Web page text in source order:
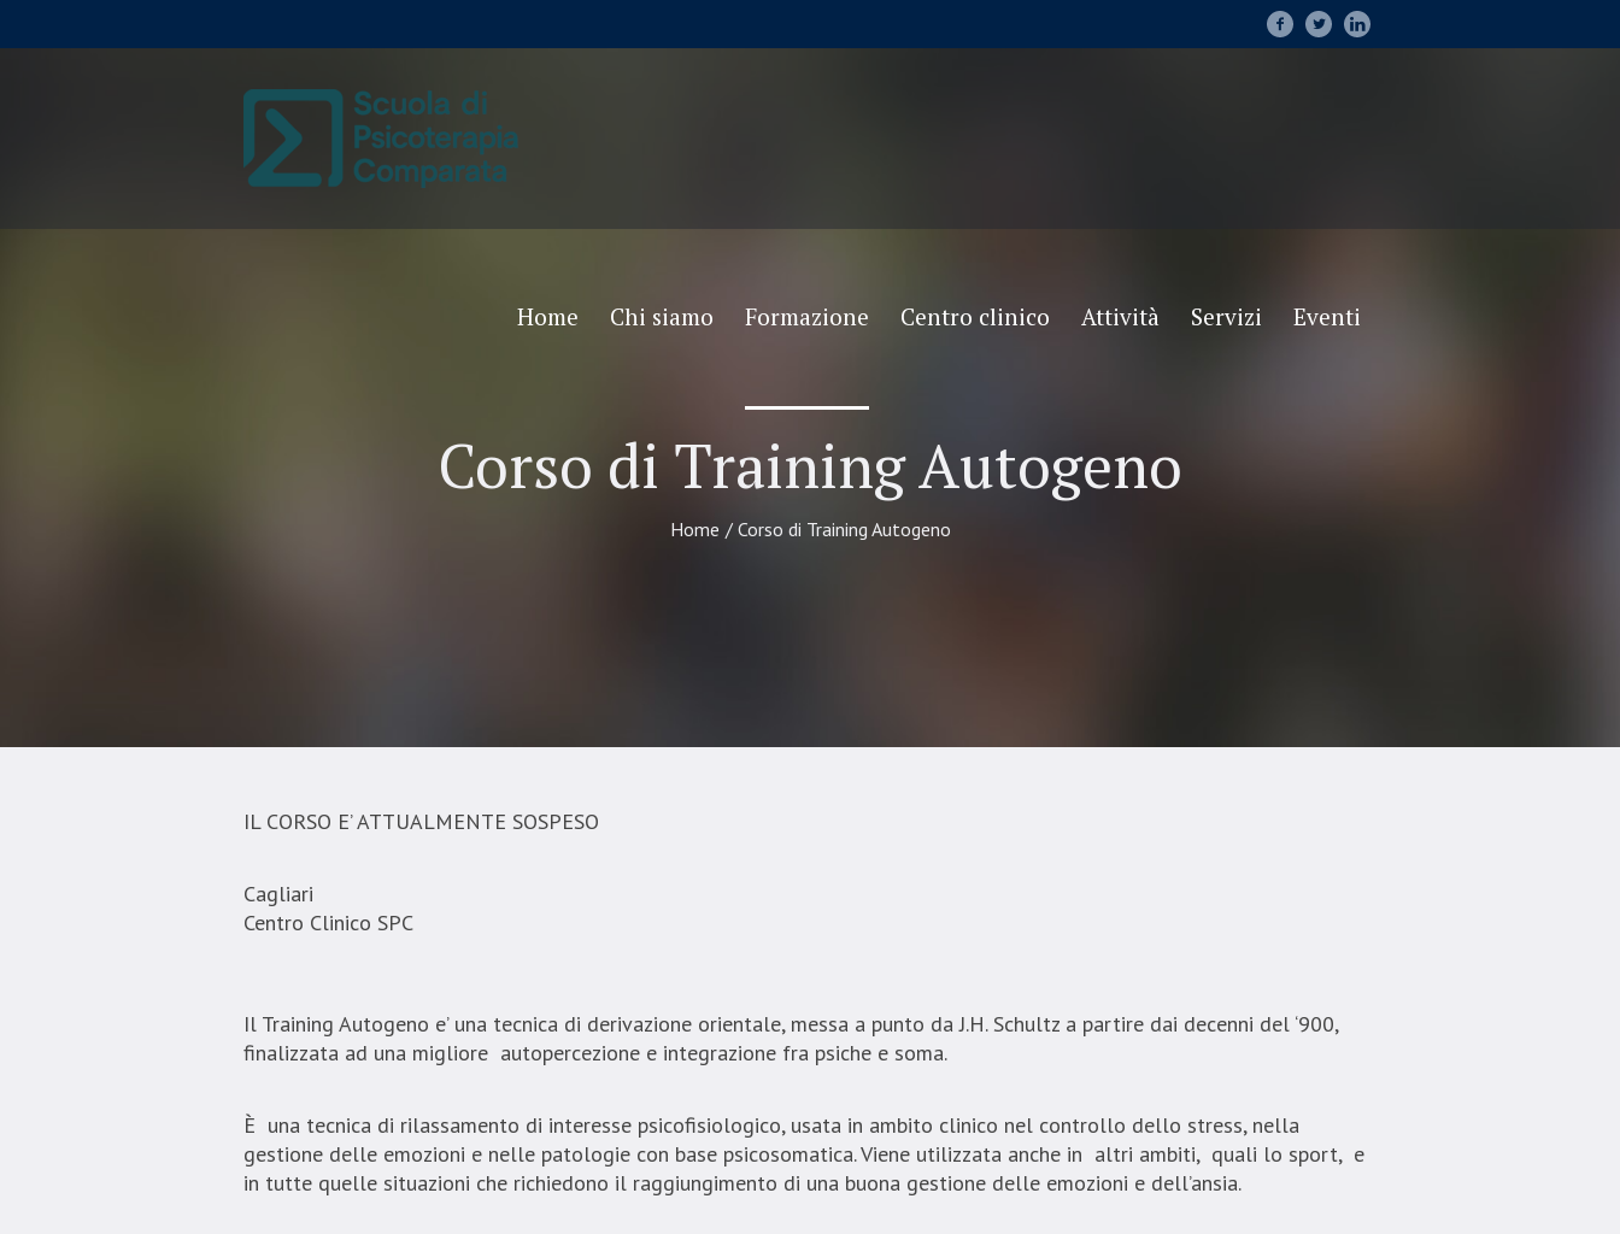
Home Chi siamo Formazione Centro clinico Attività Servizi Eventi
Corso di Training Autogeno
Home / Corso di Training Autogeno
IL CORSO E’ ATTUALMENTE SOSPESO
Cagliari
Centro Clinico SPC
Il Training Autogeno e’ una tecnica di derivazione orientale, messa a punto da J.H. Schultz a partire dai decenni del ‘900,
finalizzata ad una migliore autopercezione e integrazione fra psiche e soma.
È una tecnica di rilassamento di interesse psicofisiologico, usata in ambito clinico nel controllo dello stress, nella
gestione delle emozioni e nelle patologie con base psicosomatica. Viene utilizzata anche in altri ambiti, quali lo sport, e
in tutte quelle situazioni che richiedono il raggiungimento di una buona gestione delle emozioni e dell’ansia.